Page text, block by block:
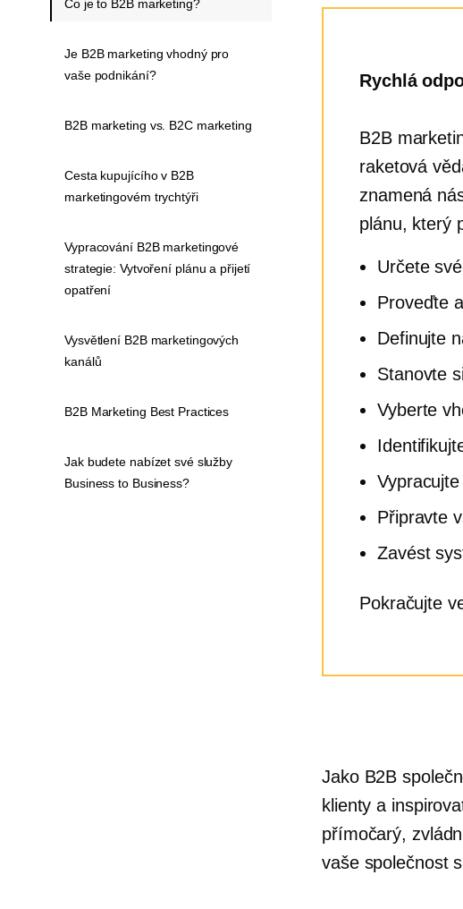
Rychlá
B2B
raketová
znamená
plánu, který
Určete
Proveďte
Definujte
Stanovte
Vyberte
Připravte
Zavést
Pokračujte
Jako B2B
klienty a
přímočarý,
vaše společnost
Co je to B2B marketing?
Je B2B marketing vhodný pro
vaše podnikání?
B2B marketing vs. B2C marketing
Cesta kupujícího v B2B
marketingovém trychtýři
Vypracování B2B marketingové
strategie: Vytvoření plánu a přijetí
opatření
Vysvětlení B2B marketingových
kanálů
B2B Marketing Best Practices
Jak budete nabízet své služby
Business to Business?